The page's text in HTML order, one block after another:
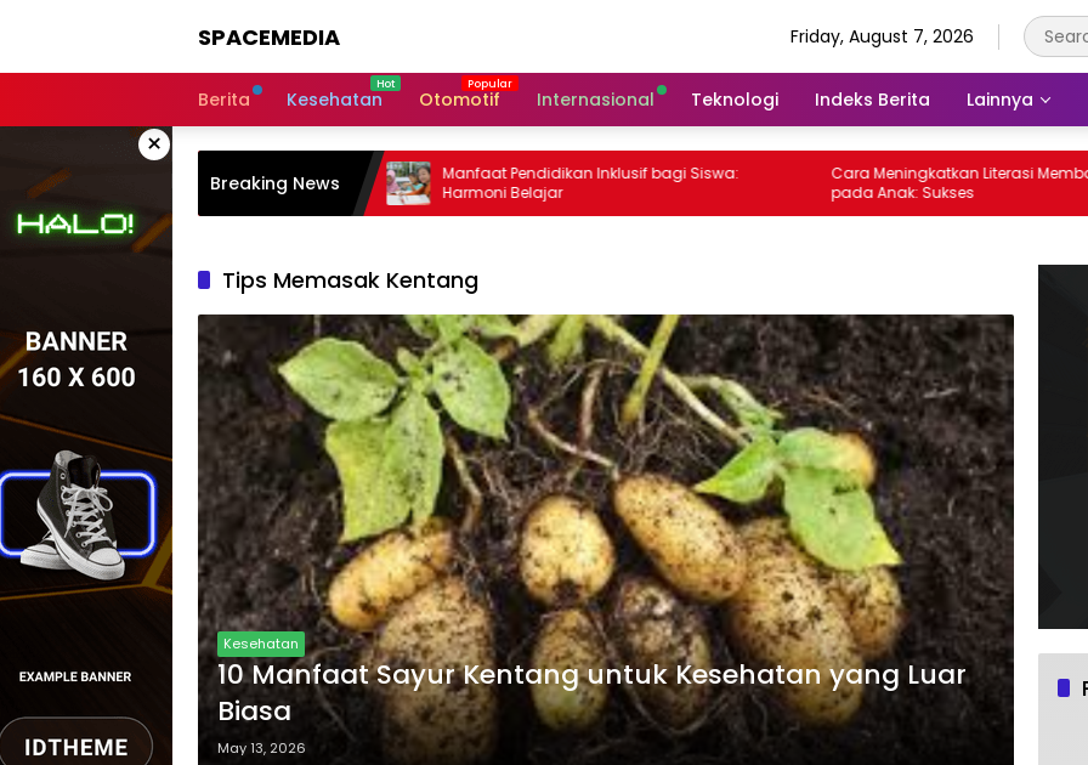
SPACEMEDIA Friday, August 7, 2026
Berita Kesehatan Otomotif Internasional Teknologi Indeks Berita Lainnya
×
Breaking News
Guru dalam Menghadapi Gen Z
Kelas: Adaptif
Manfaat Pendidikan Inklusif bagi Siswa:
Harmoni Belajar
Cara Meningkatkan Literasi Membaca
pada Anak: Sukses
Tips Memasak Kentang
Kesehatan
10 Manfaat Sayur Kentang untuk Kesehatan yang Luar
Biasa
May 13, 2026